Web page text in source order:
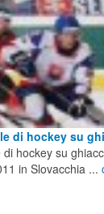
di hockey su
hockey su
in Slovacchia ...